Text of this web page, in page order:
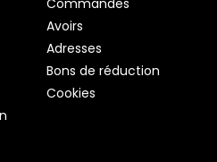
Commandes
Avoirs
Adresses
Bons de réduction
Cookies